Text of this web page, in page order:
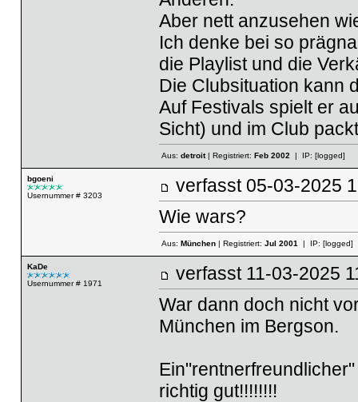
Aber nett anzusehen
Ich denke bei so
die Playlist und die
Die Clubsituation kann
Auf Festivals spielt er
Sicht) und im Club
Aus: detroit| Registriert: Feb 2002| IP: [logged]
bgoeni
Usernummer # 3203
verfasst 05-03-
Wie wars?
Aus: München| Registriert: Jul 2001| IP: [logged]
KaDe
Usernummer # 1971
verfasst 11-03-
War dann doch nicht
München im Bergson.
richtig gut!!!!!!!!